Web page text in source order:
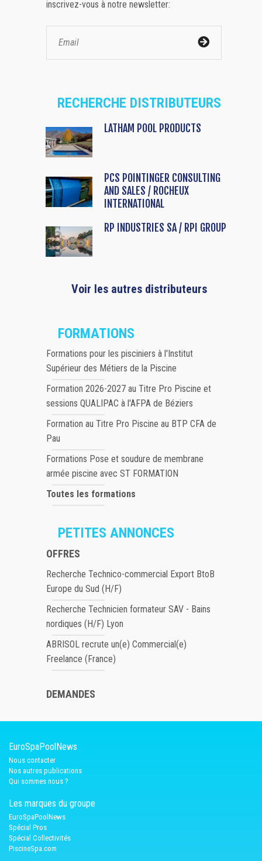
inscrivez-vous à notre newsletter:
RECHERCHE DISTRIBUTEURS
LATHAM POOL PRODUCTS
PCS POINTINGER CONSULTING
AND SALES / ROCHEUX
INTERNATIONAL
RP INDUSTRIES SA / RPI GROUP
Voir les autres distributeurs
FORMATIONS
Formations pour les pisciniers à l'Institut
Supérieur des Métiers de la Piscine
Formation 2026-2027 au Titre Pro Piscine et
sessions QUALIPAC à l'AFPA de Béziers
Formation au Titre Pro Piscine au BTP CFA de
Pau
Formations Pose et soudure de membrane
armée piscine avec ST FORMATION
Toutes les formations
PETITES ANNONCES
OFFRES
Recherche Technico-commercial Export BtoB
Europe du Sud (H/F)
Recherche Technicien formateur SAV - Bains
nordiques (H/F) Lyon
ABRISOL recrute un(e) Commercial(e)
Freelance (France)
DEMANDES
EuroSpaPoolNews
Nous contacter
Nos autres publications
Qui sommes nous ?
Les marques du groupe
EuroSpaPoolNews
Spécial Pros
Spécial Collectivités
PiscineSpa.com